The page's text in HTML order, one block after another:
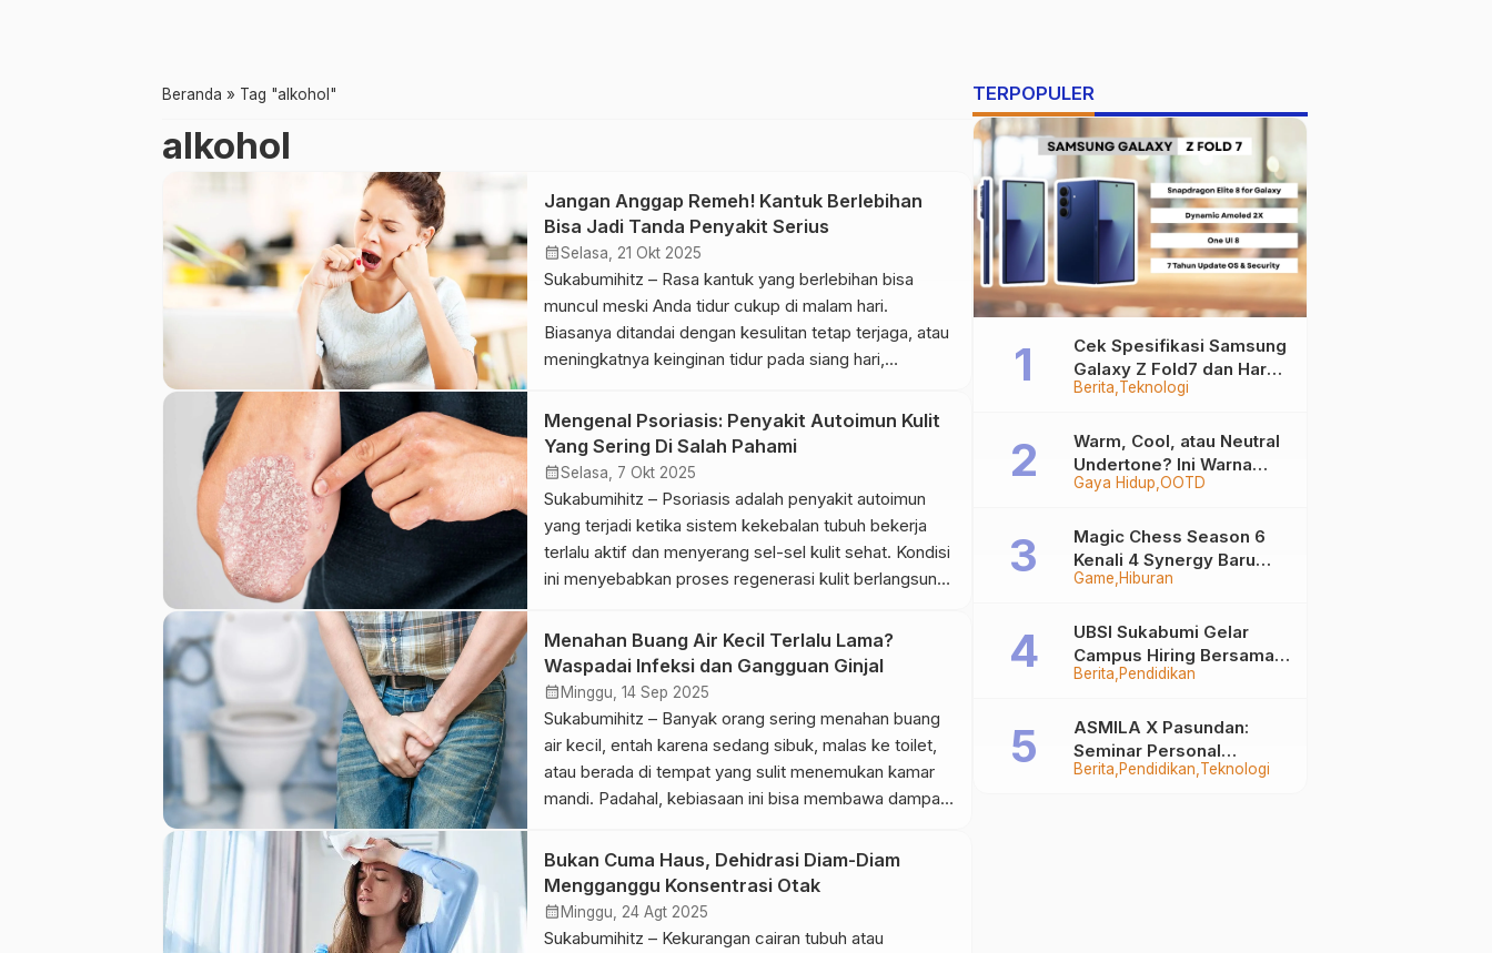
Beranda » Tag "alkohol"
alkohol
Jangan Anggap Remeh! Kantuk Berlebihan
Bisa Jadi Tanda Penyakit Serius
calendar_monthSelasa, 21 Okt 2025
Sukabumihitz – Rasa kantuk yang berlebihan bisa
muncul meski Anda tidur cukup di malam hari.
Biasanya ditandai dengan kesulitan tetap terjaga, atau
meningkatnya keinginan tidur pada siang hari,
ketika mengemudi atau duduk di kantor. Meski
ngantuk kadang dianggap normal, jika terjadi setiap
hari selama tiga bulan atau lebih, […]
Mengenal Psoriasis: Penyakit Autoimun Kulit
Yang Sering Di Salah Pahami
calendar_monthSelasa, 7 Okt 2025
Sukabumihitz – Psoriasis adalah penyakit autoimun
yang terjadi ketika sistem kekebalan tubuh bekerja
terlalu aktif dan menyerang sel-sel kulit sehat. Kondisi
ini menyebabkan proses regenerasi kulit berlangsung
menumpuk di permukaan dan menimbulkan bercak
merah, bersisik tebal, serta terasa gatal atau perih.
Pada beberapa kasus, psoriasis juga dapat […]
Menahan Buang Air Kecil Terlalu Lama?
Waspadai Infeksi dan Gangguan Ginjal
calendar_month Minggu, 14 Sep 2025
Sukabumihitz – Banyak orang sering menahan buang
air kecil, entah karena sedang sibuk, malas ke toilet,
atau berada di tempat yang sulit menemukan kamar
mandi. Padahal, kebiasaan ini bisa membawa dampak
Apa yang Terjadi Saat Pipis Ditahan? Kandung kemih
berfungsi menyimpan urine hingga waktunya
dikeluarkan. Normalnya, kandung kemih orang […]
Bukan Cuma Haus, Dehidrasi Diam-Diam
Mengganggu Konsentrasi Otak
calendar_month Minggu, 24 Agt 2025
Sukabumihitz – Kekurangan cairan tubuh atau
TERPOPULER
Berita Teknologi
Cek Spesifikasi Samsung
Galaxy Z Fold7 dan Harga
Resminya
Gaya Hidup OOTD
Warm, Cool, atau Neutral
Undertone? Ini Warna
Baju yang Bikin Kamu
Game Hiburan
Magic Chess Season 6
Kenali 4 Synergy Baru
Terkuat
Berita Pendidikan
UBSI Sukabumi Gelar
Campus Hiring Bersama
PKSS, Buka Peluang Kerja
Berita Pendidikan Teknologi
ASMILA X Pasundan:
Seminar Personal
Branding dan Kreativitas